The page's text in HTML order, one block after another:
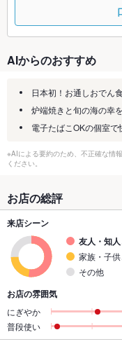
AIからのおすすめ
日本初！お通しおでん
炉端焼きと旬の海の幸
電子たばこOKの個室で
※AIによる要約のため、不正確な情
ください。
お店の総評
来店シーン
友人・知人
家族・子供
その他
お店の雰囲気
にぎやか
普段使い